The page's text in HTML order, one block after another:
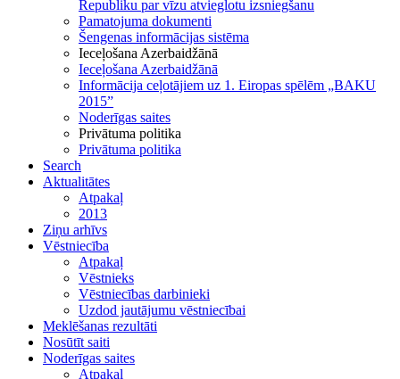
Republiku par vīzu atvieglotu izsniegšanu
Pamatojuma dokumenti
Šengenas informācijas sistēma
Ieceļošana Azerbaidžānā
Ieceļošana Azerbaidžānā
Informācija ceļotājiem uz 1. Eiropas spēlēm „BAKU
2015”
Noderīgas saites
Privātuma politika
Privātuma politika
Search
Aktualitātes
Atpakaļ
2013
Ziņu arhīvs
Vēstniecība
Atpakaļ
Vēstnieks
Vēstniecības darbinieki
Uzdod jautājumu vēstniecībai
Meklēšanas rezultāti
Nosūtīt saiti
Noderīgas saites
Atpakaļ